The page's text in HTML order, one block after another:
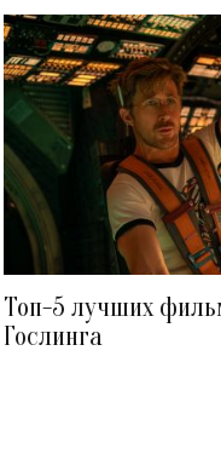
Топ-5 лучших
Гослинга